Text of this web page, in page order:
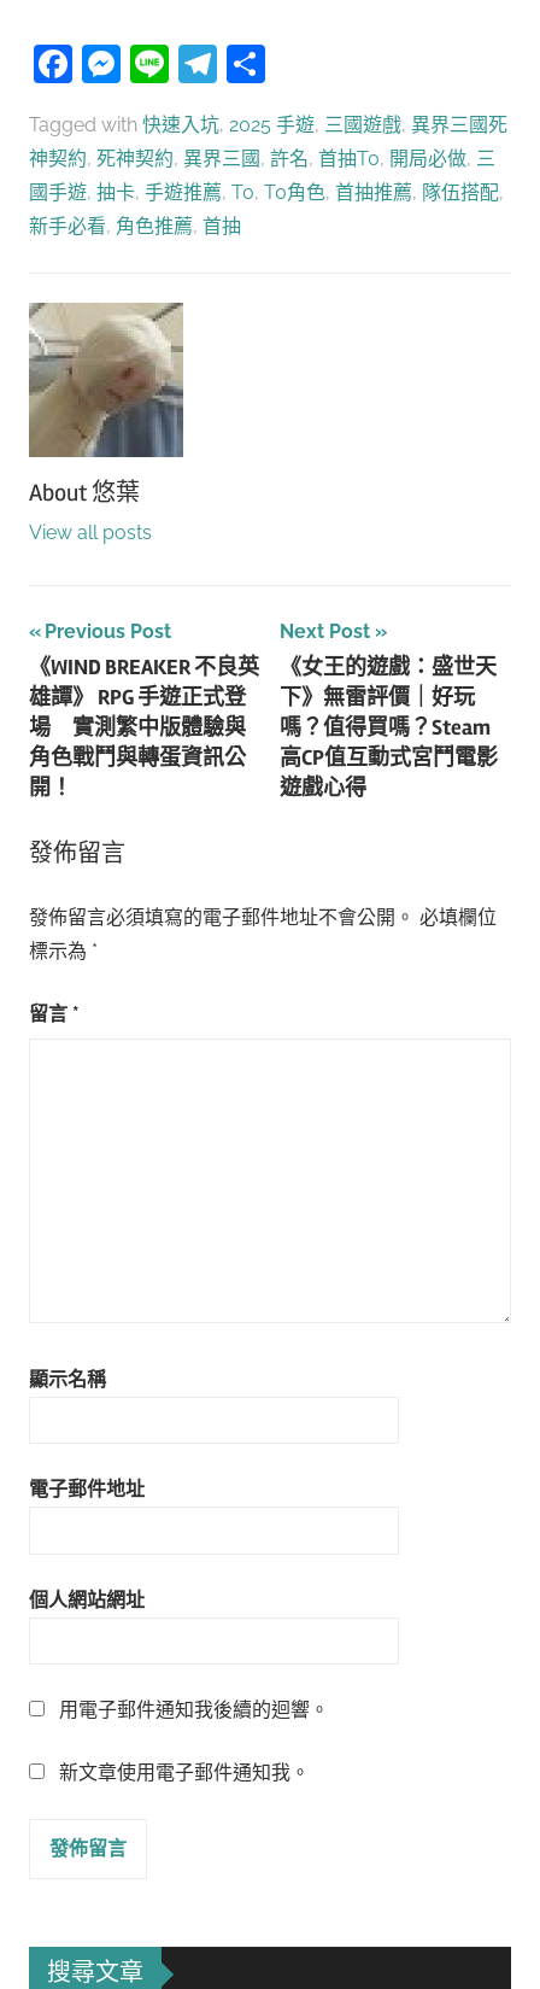
Facebook
Messenger
LineTelegram
Tagged with 快速入坑, 2025 手遊, 三國遊戲, 異界三國死
神契約, 死神契約, 異界三國, 許名, 首抽T0, 開局必做, 三
國手遊, 抽卡, 手遊推薦, T0, T0角色, 首抽推薦, 隊伍搭配,
新手必看, 角色推薦, 首抽
About悠葉
View all posts
文
章
導
覽
Previous Post
《WIND BREAKER 不良英
雄譚》 RPG 手遊正式登
場 實測繁中版體驗與
角色戰鬥與轉蛋資訊公
開！
Next Post
《女王的遊戲：盛世天
下》無雷評價｜好玩
嗎？值得買嗎？Steam
高CP值互動式宮鬥電影
遊戲心得
發佈留言
發佈留言必須填寫的電子郵件地址不會公開。 必填欄位
標示為 *
留言 *
顯示名稱
電子郵件地址
個人網站網址
用電子郵件通知我後續的迴響。
新文章使用電子郵件通知我。
搜尋文章